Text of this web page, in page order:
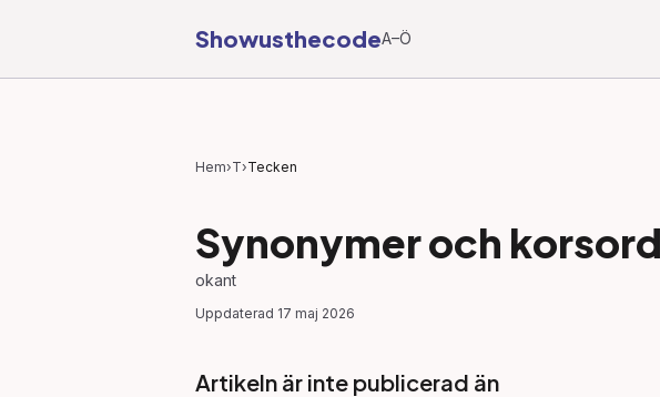
ShowusthecodeA–Ö
Hem›T›Tecken
Synonymer och
okant
Uppdaterad 17 maj 2026
Artikeln är inte publicerad än